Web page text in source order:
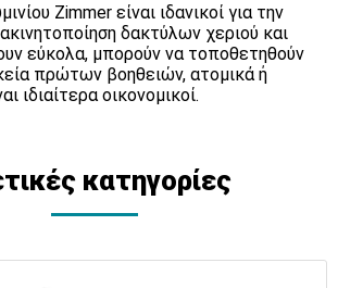
Zimmer είναι ιδανικοί για την
δακτύλων χεριού και
εύκολα, μπορούν να τοποθετηθούν
πρώτων βοηθειών, ατομικά ή
ιδιαίτερα οικονομικοί.
κατηγορίες